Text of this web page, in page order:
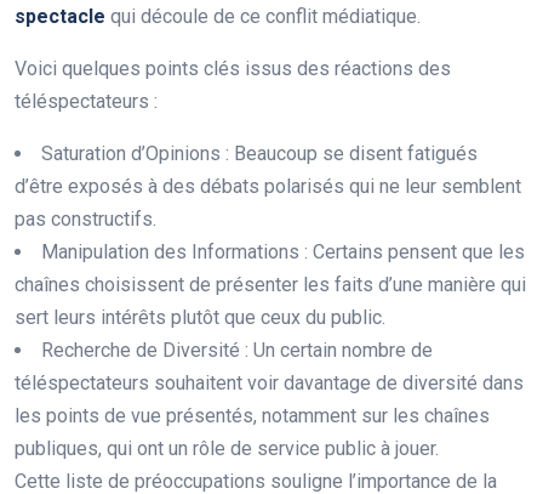
spectacle qui découle de ce conflit médiatique.
Voici quelques points clés issus des réactions des
téléspectateurs :
Saturation d’Opinions : Beaucoup se disent fatigués
d’être exposés à des débats polarisés qui ne leur semblent
pas constructifs.
Manipulation des Informations : Certains pensent que les
chaînes choisissent de présenter les faits d’une manière qui
sert leurs intérêts plutôt que ceux du public.
Recherche de Diversité : Un certain nombre de
téléspectateurs souhaitent voir davantage de diversité dans
les points de vue présentés, notamment sur les chaînes
publiques, qui ont un rôle de service public à jouer.
Cette liste de préoccupations souligne l’importance de la